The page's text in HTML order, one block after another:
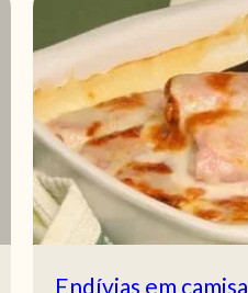
Endívias em camisa